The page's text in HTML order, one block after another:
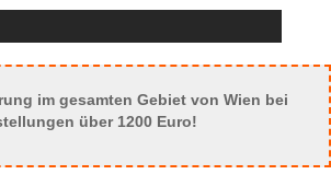
im gesamten Gebiet von Wien bei
über 1200 Euro!